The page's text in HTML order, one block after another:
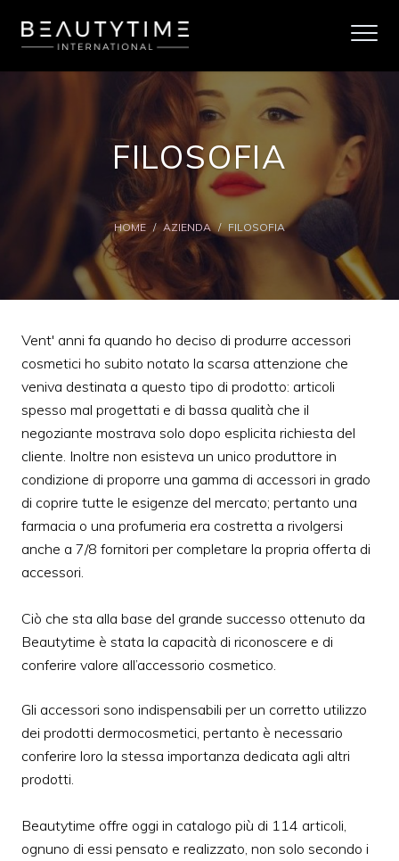
FILOSOFIA
HOME / AZIENDA / FILOSOFIA
Vent' anni fa quando ho deciso di produrre accessori
cosmetici ho subito notato la scarsa attenzione che
veniva destinata a questo tipo di prodotto: articoli
spesso mal progettati e di bassa qualità che il
negoziante mostrava solo dopo esplicita richiesta del
cliente. Inoltre non esisteva un unico produttore in
condizione di proporre una gamma di accessori in grado
di coprire tutte le esigenze del mercato; pertanto una
farmacia o una profumeria era costretta a rivolgersi
anche a 7/8 fornitori per completare la propria offerta di
accessori.
Ciò che sta alla base del grande successo ottenuto da
Beautytime è stata la capacità di riconoscere e di
conferire valore all’accessorio cosmetico.
Gli accessori sono indispensabili per un corretto utilizzo
dei prodotti dermocosmetici, pertanto è necessario
conferire loro la stessa importanza dedicata agli altri
prodotti.
Beautytime offre oggi in catalogo più di 114 articoli,
ognuno di essi pensato e realizzato, non solo secondo i